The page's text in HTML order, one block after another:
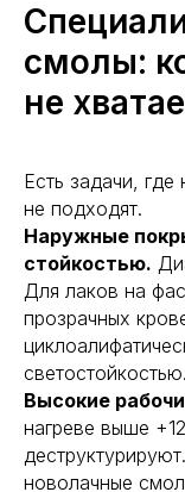
смолы:
не
Есть задачи,
не подходят.
Наружные
стойкостью.
Для лаков на
прозрачных
светостойкостью.
Высокие
нагреве выше
новолачные